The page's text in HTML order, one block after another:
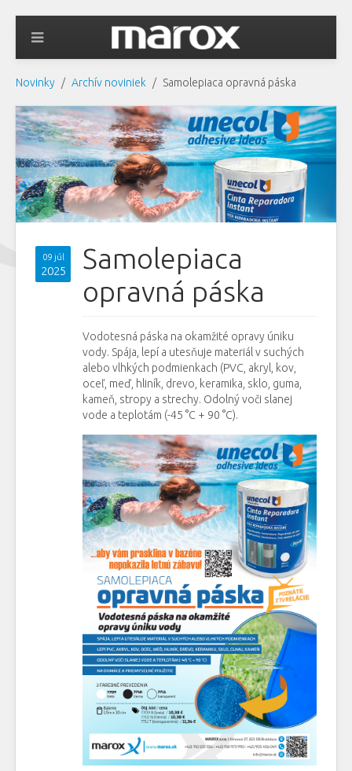
Novinky Archív noviniek Samolepiaca opravná páska
09 júl
2025
Samolepiaca
opravná páska
Vodotesná páska na okamžité opravy úniku
vody. Spája, lepí a utesňuje materiál v suchých
alebo vlhkých podmienkach (PVC, akryl, kov,
oceľ, meď, hliník, drevo, keramika, sklo, guma,
kameň, stropy a strechy. Odolný voči slanej
vode a teplotám (-45 °C + 90 °C).